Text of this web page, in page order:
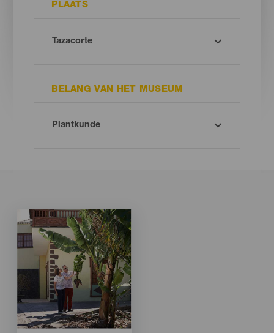
PLAATS
BELANG VAN HET MUSEUM
Imagen
Listado
Imagen